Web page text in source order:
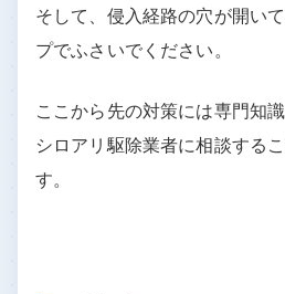
そして、侵入経路の穴が開い
プでふさいでください。
ここから先の対策には専門知
シロアリ駆除業者に相談する
す。